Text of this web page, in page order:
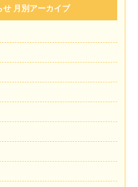
せ 月別アーカイブ